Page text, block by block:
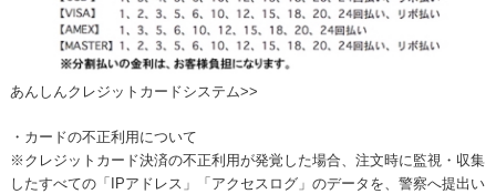
あんしんクレジットカードシステム>>
・カードの不正利用について
※クレジットカード決済の不正利用が発覚した場合、注文時に監視・収集
したすべての「IPアドレス」「アクセスログ」のデータを、警察へ提出い